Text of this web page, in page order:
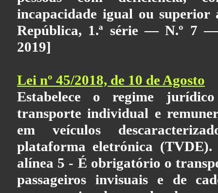
incapacidade igual ou
República, 1.ª série — N.º 7
2019]
Lei nº 45/2018, de 10 de Agosto
Estabelece o regime
transporte individual e
em veículos
plataforma eletrónica
alínea 5 - É obrigatório o
passageiros invisuais e de